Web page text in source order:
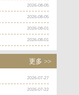
2026-08-05
2026-08-05
2026-08-01
2026-08-01
更多 >>
2026-07-27
2026-07-22